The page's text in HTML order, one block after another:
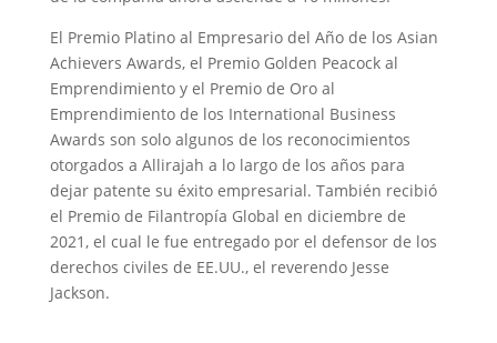
El Premio Platino al Empresario del Año de los Asian
Achievers Awards, el Premio Golden Peacock al
Emprendimiento y el Premio de Oro al
Emprendimiento de los International Business
Awards son solo algunos de los reconocimientos
otorgados a Allirajah a lo largo de los años para
dejar patente su éxito empresarial. También recibió
el Premio de Filantropía Global en diciembre de
2021, el cual le fue entregado por el defensor de los
derechos civiles de EE.UU., el reverendo Jesse
Jackson.